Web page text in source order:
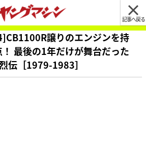
記事へ戻る
譲りのエンジンを持
最後の1年だけが舞台だった
［1979-1983］